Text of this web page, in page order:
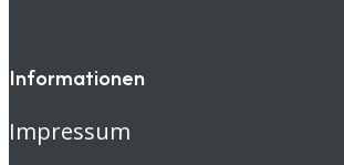
Informationen
Impressum